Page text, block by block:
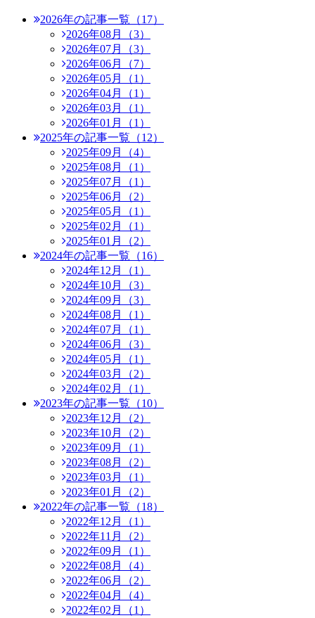
2026年の記事一覧（17）
2026年08月（3）
2026年07月（3）
2026年06月（7）
2026年05月（1）
2026年04月（1）
2026年03月（1）
2026年01月（1）
2025年の記事一覧（12）
2025年09月（4）
2025年08月（1）
2025年07月（1）
2025年06月（2）
2025年05月（1）
2025年02月（1）
2025年01月（2）
2024年の記事一覧（16）
2024年12月（1）
2024年10月（3）
2024年09月（3）
2024年08月（1）
2024年07月（1）
2024年06月（3）
2024年05月（1）
2024年03月（2）
2024年02月（1）
2023年の記事一覧（10）
2023年12月（2）
2023年10月（2）
2023年09月（1）
2023年08月（2）
2023年03月（1）
2023年01月（2）
2022年の記事一覧（18）
2022年12月（1）
2022年11月（2）
2022年09月（1）
2022年08月（4）
2022年06月（2）
2022年04月（4）
2022年02月（1）